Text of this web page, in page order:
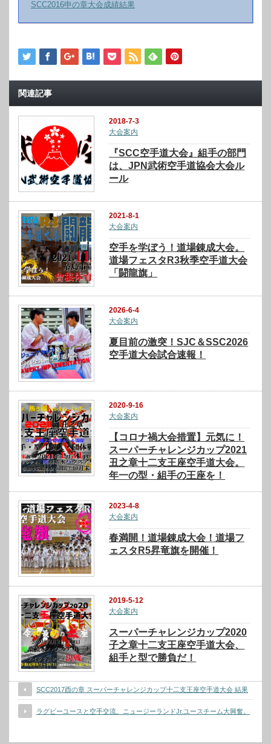
SCC2016申の章大会成績結果
関連記事
2018-7-3
大会案内
『SCC空手道大会』組手の部門
は、JPN武術空手道協会大会ル
ール
2021-8-1
大会案内
空手を学ぼう！道場錬成大会。
道場フェスタR3秋季空手道大会
「闘龍旗」
2026-6-4
大会案内
夏目前の激突！SJC＆SSC2026
空手道大会試合速報！
2020-9-16
大会案内
【コロナ禍大会措置】元気に！
スーパーチャレンジカップ2021
丑之章十二支王座空手道大会。
年一の型・組手の王座を！
2023-4-8
大会案内
春満開！道場錬成大会！道場フ
ェスタR5昇竜旗を開催！
2019-5-12
大会案内
スーパーチャレンジカップ2020
子之章十二支王座空手道大会、
組手と型で勝負だ！
SCC2017酉の章 スーパーチャレンジカップ十二支王座空手道大会 結果
ラグビーユースと空手交流。ニュージーランドJr.ユースチーム大興奮。